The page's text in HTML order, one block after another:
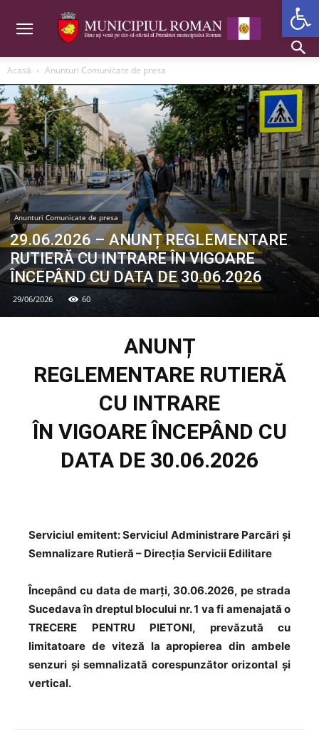
Acasă Anunturi Comunicate de presa
Anunturi Comunicate de presa
29.06.2026 – ANUNȚ REGLEMENTARE
RUTIERĂ CU INTRARE ÎN VIGOARE
ÎNCEPÂND CU DATA DE 30.06.2026
29/06/2026 60
ANUNȚ
REGLEMENTARE RUTIERĂ
CU INTRARE
ÎN VIGOARE ÎNCEPÂND CU
DATA DE 30.06.2026
Serviciul emitent: Serviciul Administrare Parcări și
Semnalizare Rutieră – Direcția Servicii Edilitare
Începând cu data de marți, 30.06.2026, pe strada
Sucedava în dreptul blocului nr. 1 va fi amenajată o
TRECERE PENTRU PIETONI, prevăzută cu
limitatoare de viteză la apropierea din ambele
senzuri și semnalizată corespunzător orizontal și
vertical.